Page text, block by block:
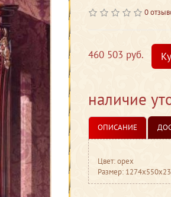
0
460 503 руб.
наличие
ОПИСАНИЕ
Цвет: орех
Размер: